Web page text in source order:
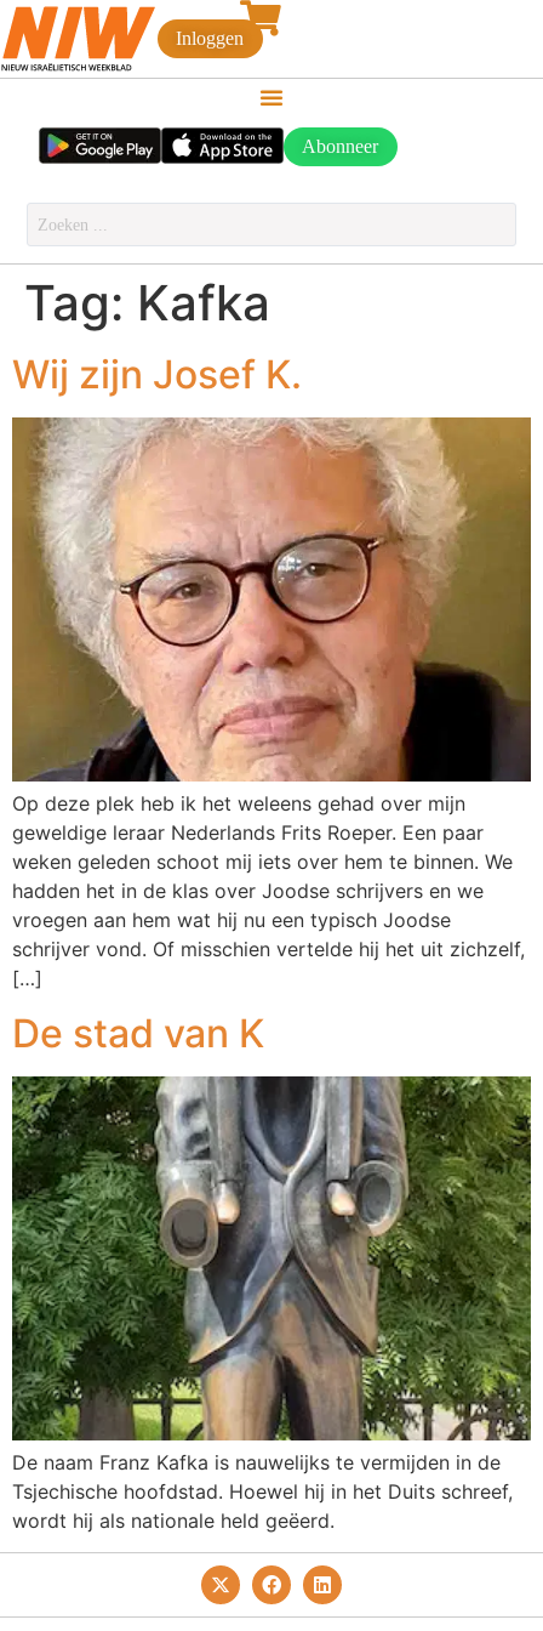
Inloggen
Abonneer
Tag: Kafka
Wij zijn Josef K.
Op deze plek heb ik het weleens gehad over mijn
geweldige leraar Nederlands Frits Roeper. Een paar
weken geleden schoot mij iets over hem te binnen. We
hadden het in de klas over Joodse schrijvers en we
vroegen aan hem wat hij nu een typisch Joodse
schrijver vond. Of misschien vertelde hij het uit zichzelf,
[…]
De stad van K
De naam Franz Kafka is nauwelijks te vermijden in de
Tsjechische hoofdstad. Hoewel hij in het Duits schreef,
wordt hij als nationale held geëerd.